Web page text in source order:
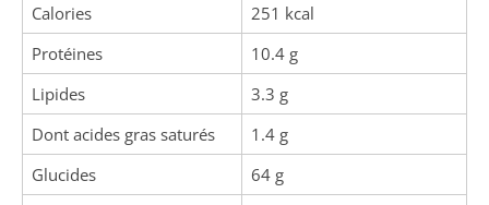
Calories
251 kcal
Protéines
10.4 g
Lipides
3.3 g
Dont acides gras saturés
1.4 g
Glucides
64 g